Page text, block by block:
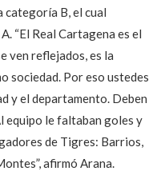
categoría B, el cual
“El Real Cartagena es el
ven reflejados, es la
sociedad. Por eso ustedes
y el departamento. Deben
equipo le faltaban goles y
de Tigres: Barrios,
afirmó Arana.